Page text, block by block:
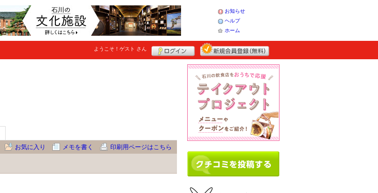
お知らせ
ヘルプ
ホーム
ようこそ！ ゲスト さん
お気に入り メモを書く 印刷用ページはこちら